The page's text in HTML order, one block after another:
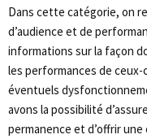
Dans cette catégorie, on
d’audience et de
informations sur la façon
les performances de
éventuels
avons la possibilité
permanence et d’offrir